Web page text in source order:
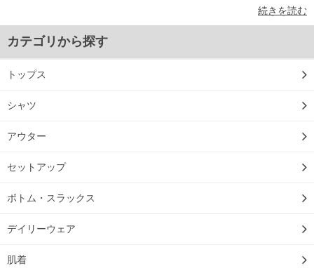
続きを読む
カテゴリから探す
トップス
シャツ
アウター
セットアップ
ボトム・スラックス
デイリーウェア
肌着